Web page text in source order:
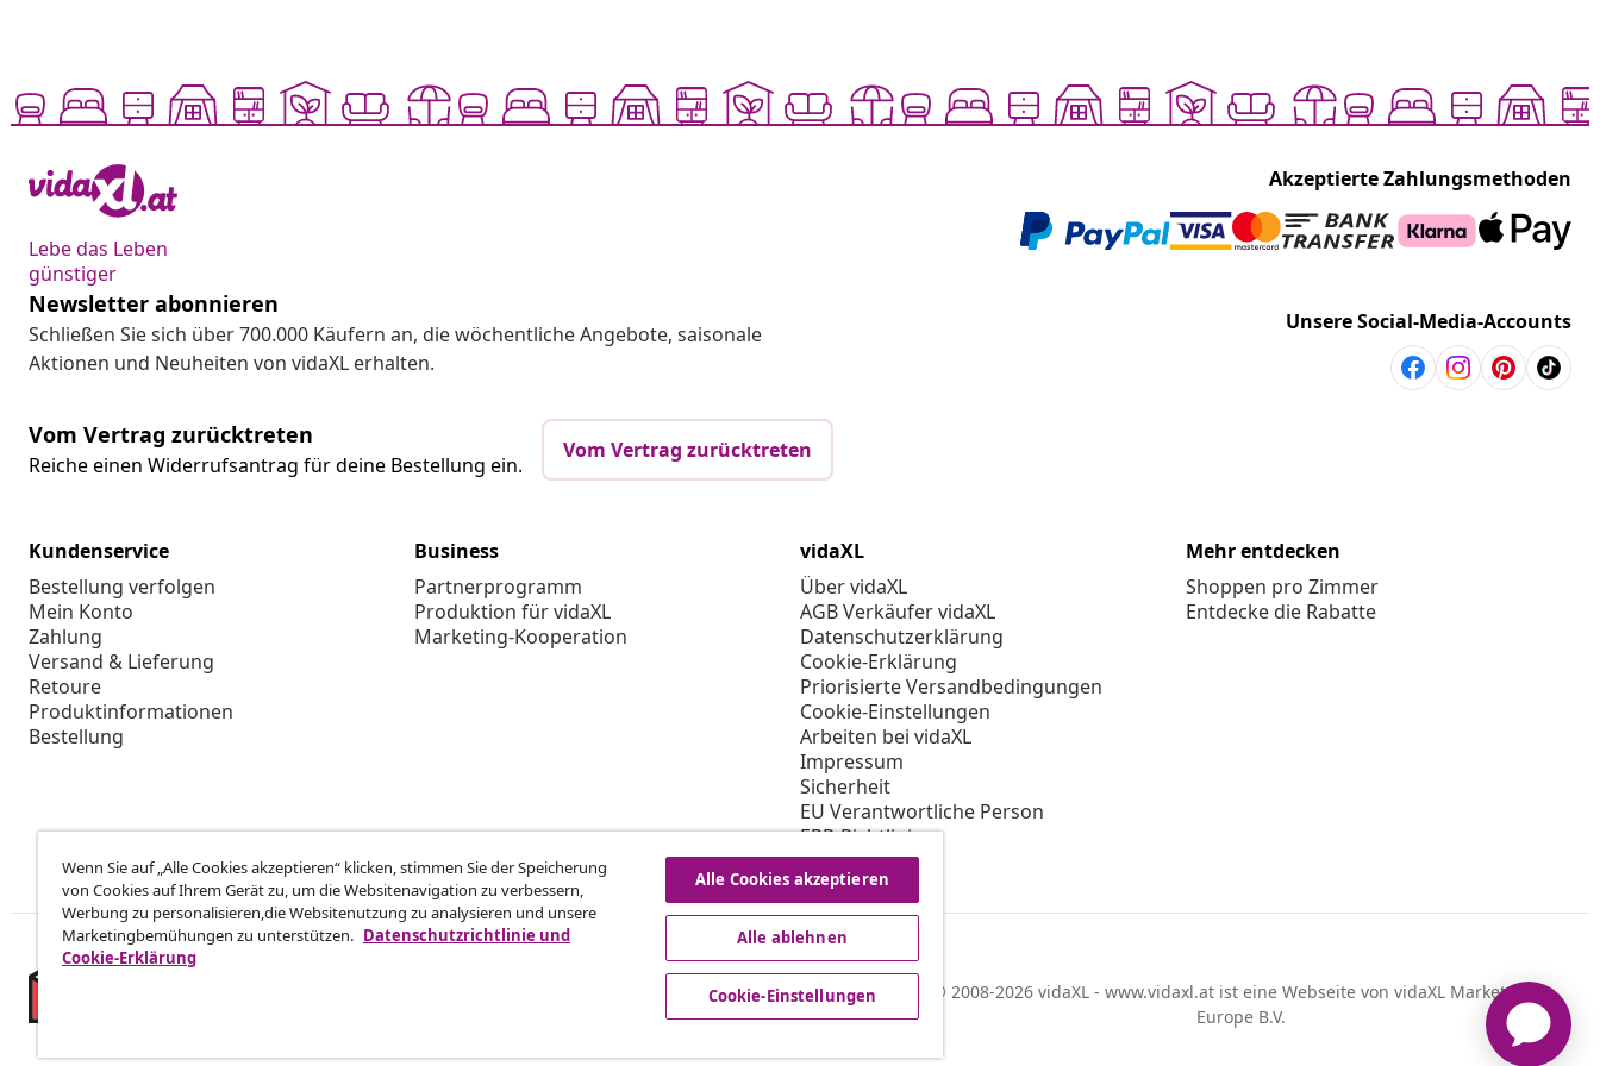
Lebe das Leben
günstiger
Akzeptierte Zahlungsmethoden
Newsletter abonnieren
Schließen Sie sich über 700.000 Käufern an, die wöchentliche Angebote, saisonale
Aktionen und Neuheiten von vidaXL erhalten.
Unsere Social-Media-Accounts
Vom Vertrag zurücktreten
Reiche einen Widerrufsantrag für deine Bestellung ein.
Vom Vertrag zurücktreten
Kundenservice
Bestellung verfolgen
Mein Konto
Zahlung
Versand & Lieferung
Retoure
Produktinformationen
Bestellung
Business
Partnerprogramm
Produktion für vidaXL
Marketing-Kooperation
vidaXL
Über vidaXL
AGB Verkäufer vidaXL
Datenschutzerklärung
Cookie-Erklärung
Priorisierte Versandbedingungen
Cookie-Einstellungen
Arbeiten bei vidaXL
Impressum
Sicherheit
EU Verantwortliche Person
EPR-Richtlinie
Barrierefreiheit
Mehr entdecken
Shoppen pro Zimmer
Entdecke die Rabatte
© 2008-2026 vidaXL - www.vidaxl.at ist eine Webseite von vidaXL Marketplace
Europe B.V.
Wenn Sie auf „Alle Cookies akzeptieren“ klicken, stimmen Sie der Speicherung
von Cookies auf Ihrem Gerät zu, um die Websitenavigation zu verbessern,
Werbung zu personalisieren,die Websitenutzung zu analysieren und unsere
Marketingbemühungen zu unterstützen. Datenschutzrichtlinie und
Cookie-Erklärung
Alle Cookies akzeptieren
Alle ablehnen
Cookie-Einstellungen